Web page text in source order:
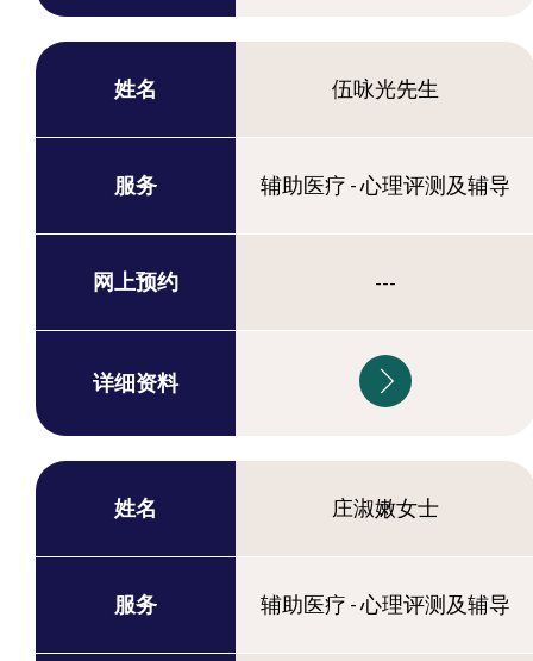
姓名 伍咏光先生
服务 辅助医疗 - 心理评测及辅导
网上预约 ---
详细资料
姓名 庄淑嫩女士
服务 辅助医疗 - 心理评测及辅导